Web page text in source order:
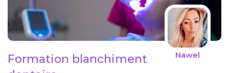
Nawel
Formation blanchiment